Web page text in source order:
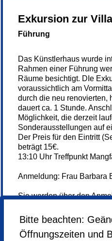
Exkursion zur
Führung
Das Künstlerhaus wurde
Rahmen einer Führung
Räume besichtigt. DIe
voraussichtlich am
durch die neu renovierten,
dauert ca. 1 Stunde.
Möglichkeit, die derzeit
Sonderausstellungen auf
Der Preis für den Eintritt
beträgt 15€.
13:10 Uhr Treffpunkt
Anmeldung: Frau Barbara
Sie werden über den
weitergeleitet. Bitte rufen
Informationen sowie zur
angegebenen
Weiterlesen...
Bitte beachten:
Öffnungszeiten und